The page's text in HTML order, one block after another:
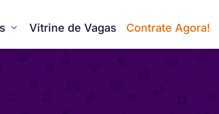
Vitrine de Vagas Contrate Agora!